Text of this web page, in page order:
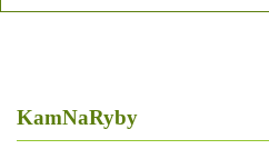
KamNaRyby